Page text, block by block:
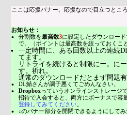
ここは応援バナー。応援なので目立つとこ
お知らせ：
分割数を最高数3に設定したダウンロー
で。（ポイントは最高数を絞っておくこ
一定時間に、ある回数以上の連続
てます。
リトライを続けると制限にー。に
す。祈れ。
通常のダウンロードだとまず問題有
DL鯖さんが調子悪くてごめんなさい。
Dropboxっていうオンラインストレージ
招待で入会すると、両方にボーナスで容
登録してみてください。
↓のバナー部分を開閉できるようにして